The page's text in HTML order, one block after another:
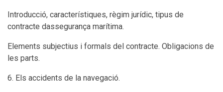
Introducció, característiques, règim jurídic, tipus de
contracte dassegurança marítima.
Elements subjectius i formals del contracte. Obligacions de
les parts.
6. Els accidents de la navegació.